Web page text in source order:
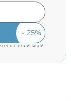
cполитикой